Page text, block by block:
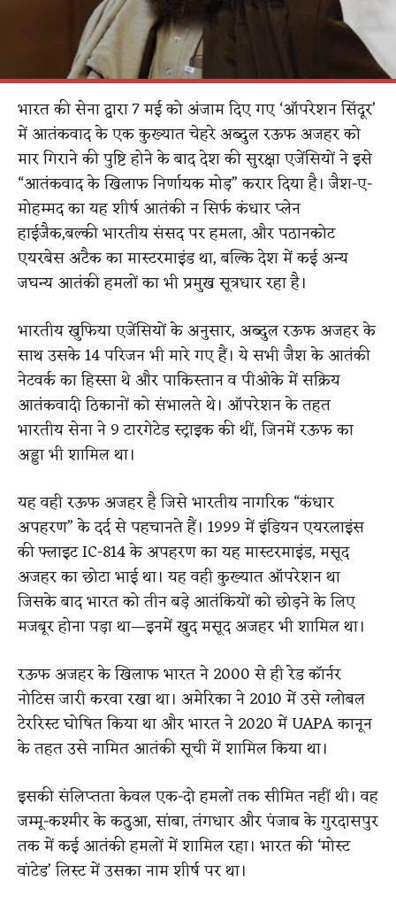
भारत की सेना द्वारा 7 मई को अंजाम दिए गए ‘ऑपरेशन सिंदूर’
में आतंकवाद के एक कुख्यात चेहरे अब्दुल रऊफ अजहर को
मार गिराने की पुष्टि होने के बाद देश की सुरक्षा एजेंसियों ने इसे
“आतंकवाद के खिलाफ निर्णायक मोड़” करार दिया है। जैश-ए-
मोहम्मद का यह शीर्ष आतंकी न सिर्फ कंधार प्लेन
हाईजैक,बल्की भारतीय संसद पर हमला, और पठानकोट
एयरबेस अटैक का मास्टरमाइंड था, बल्कि देश में कई अन्य
जघन्य आतंकी हमलों का भी प्रमुख सूत्रधार रहा है।
भारतीय खुफिया एजेंसियों के अनुसार, अब्दुल रऊफ अजहर के
साथ उसके 14 परिजन भी मारे गए हैं। ये सभी जैश के आतंकी
नेटवर्क का हिस्सा थे और पाकिस्तान व पीओके में सक्रिय
आतंकवादी ठिकानों को संभालते थे। ऑपरेशन के तहत
भारतीय सेना ने 9 टारगेटेड स्ट्राइक की थीं, जिनमें रऊफ का
अड्डा भी शामिल था।
यह वही रऊफ अजहर है जिसे भारतीय नागरिक “कंधार
अपहरण” के दर्द से पहचानते हैं। 1999 में इंडियन एयरलाइंस
की फ्लाइट IC-814 के अपहरण का यह मास्टरमाइंड, मसूद
अजहर का छोटा भाई था। यह वही कुख्यात ऑपरेशन था
जिसके बाद भारत को तीन बड़े आतंकियों को छोड़ने के लिए
मजबूर होना पड़ा था—इनमें खुद मसूद अजहर भी शामिल था।
रऊफ अजहर के खिलाफ भारत ने 2000 से ही रेड कॉर्नर
नोटिस जारी करवा रखा था। अमेरिका ने 2010 में उसे ग्लोबल
टेररिस्ट घोषित किया था और भारत ने 2020 में UAPA कानून
के तहत उसे नामित आतंकी सूची में शामिल किया था।
इसकी संलिप्तता केवल एक-दो हमलों तक सीमित नहीं थी। वह
जम्मू-कश्मीर के कठुआ, सांबा, तंगधार और पंजाब के गुरदासपुर
तक में कई आतंकी हमलों में शामिल रहा। भारत की ‘मोस्ट
वांटेड’ लिस्ट में उसका नाम शीर्ष पर था।